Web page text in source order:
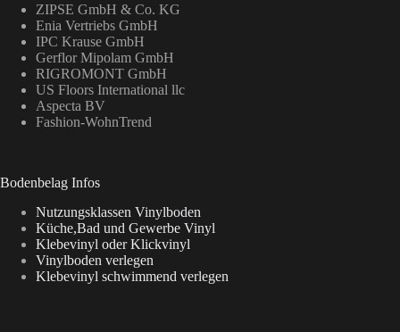
ZIPSE GmbH & Co. KG
Enia Vertriebs GmbH
IPC Krause GmbH
Gerflor Mipolam GmbH
RIGROMONT GmbH
US Floors International llc
Aspecta BV
Fashion-WohnTrend
Bodenbelag Infos
Nutzungsklassen Vinylboden
Küche,Bad und Gewerbe Vinyl
Klebevinyl oder Klickvinyl
Vinylboden verlegen
Klebevinyl schwimmend verlegen